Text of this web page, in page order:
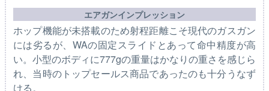
エアガンインプレッション
ホップ機能が未搭載のため射程距離こそ現代のガスガン
には劣るが、WAの固定スライドとあって命中精度が高
い。小型のボディに777gの重量はかなりの重さを感じら
れ、当時のトップセールス商品であったのも十分うなず
ける。